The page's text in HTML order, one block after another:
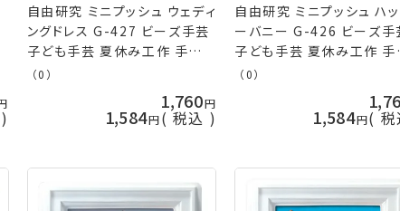
自由研究 ミニプッシュ ウェディ
ングドレス G-427 ビーズ手芸
子ども手芸 夏休み工作 手芸キ
ット nsk 手芸の山久
（0）
1,760
1,584 税込
自由研究 ミニプッシュ ハ
ーバニー G-426 ビーズ手
子ども手芸 夏休み工作 手
ット nsk 手芸の山久
（0）
1,584